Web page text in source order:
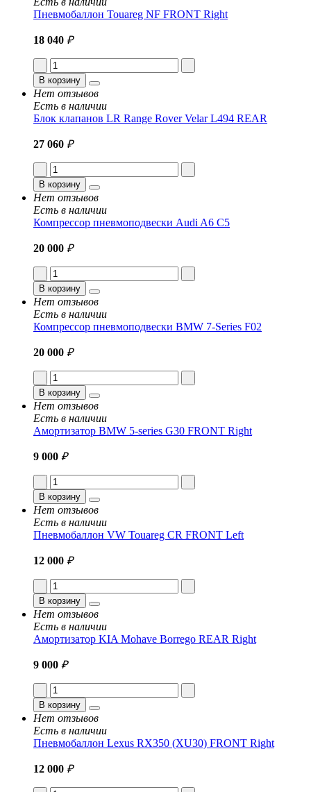
Пневмобаллон Touareg NF FRONT Right
18 040 ₽
В корзину
Нет отзывов
Есть в наличии
Блок клапанов LR Range Rover Velar L494 REAR
27 060 ₽
В корзину
Нет отзывов
Есть в наличии
Компрессор пневмоподвески Audi A6 C5
20 000 ₽
В корзину
Нет отзывов
Есть в наличии
Компрессор пневмоподвески BMW 7-Series F02
20 000 ₽
В корзину
Нет отзывов
Есть в наличии
Амортизатор BMW 5-series G30 FRONT Right
9 000 ₽
В корзину
Нет отзывов
Есть в наличии
Пневмобаллон VW Touareg CR FRONT Left
12 000 ₽
В корзину
Нет отзывов
Есть в наличии
Амортизатор KIA Mohave Borrego REAR Right
9 000 ₽
В корзину
Нет отзывов
Есть в наличии
Пневмобаллон Lexus RX350 (XU30) FRONT Right
12 000 ₽